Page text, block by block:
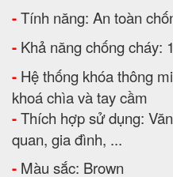
-Tính năng: An toàn
- Khả năng chống cháy:
- Hệ thống khóa thông
khoá chìa và tay cầm
-Thích hợp sử dụng:
quan, gia đình, ...
- Màu sắc: Brown